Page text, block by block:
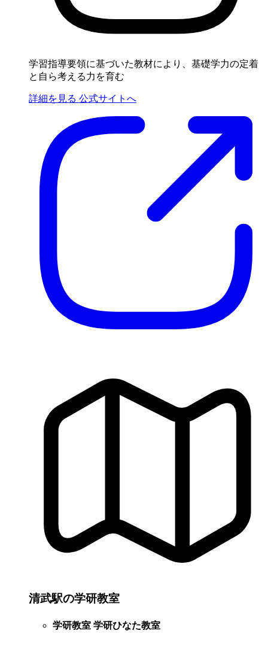
学習指導要領に基づいた教材により、基礎学力の定着
と自ら考える力を育む
詳細を見る 公式サイトへ
清武駅の学研教室
学研教室 学研ひなた教室